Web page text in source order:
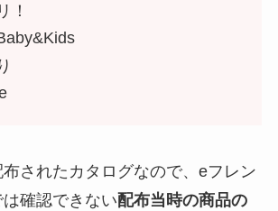
！
されたカタログなので、eフレン
確認できない配布当時の商品の